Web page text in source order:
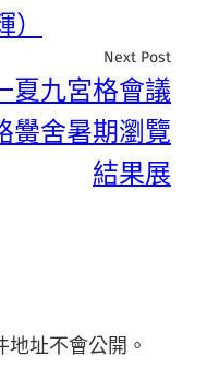
Next Post
夏九宮格會議
舍暑期瀏覽
結果展
址不會公開。